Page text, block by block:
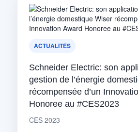
ACTUALITÉS
Schneider Electric: son
gestion de l’énergie
récompensée d’un
Honoree au #CES2023
CES 2023